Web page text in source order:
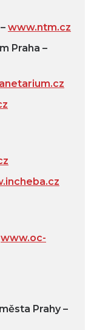
www.ntm.cz
Praha –
www.oc-
Prahy –